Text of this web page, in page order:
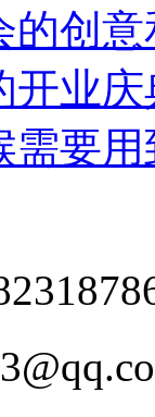
的创
开业
需要